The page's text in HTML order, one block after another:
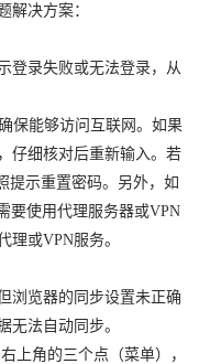
解决方案：
登录失败或无法登录，从
保能够访问互联网。如果
仔细核对后重新输入。若
提示重置密码。另外，如
要使用代理服务器或VPN
理或VPN服务。
浏览器的同步设置未正确
无法自动同步。
上角的三个点（菜单），